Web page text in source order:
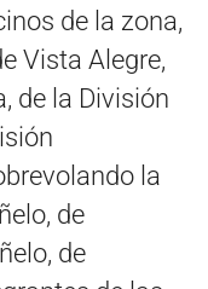
de la zona,
Vista Alegre,
de la División
la
de
de